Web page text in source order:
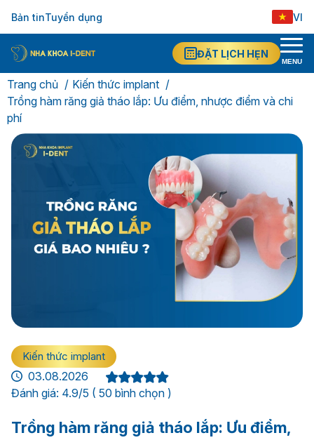
Bản tinTuyển dụng VI
ĐẶT LỊCH HẸN
MENU
Trang chủ
Kiến thức implant
Trồng hàm răng giả tháo lắp: Ưu điểm, nhược điểm và chi
phí
Kiến thức implant
03.08.2026
Đánh giá: 4.9/5 ( 50 bình chọn )
Trồng hàm răng giả tháo lắp: Ưu điểm,